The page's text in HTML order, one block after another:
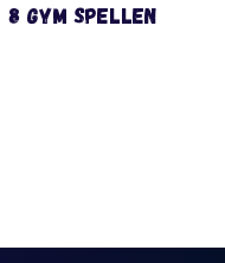
8 gym spellen